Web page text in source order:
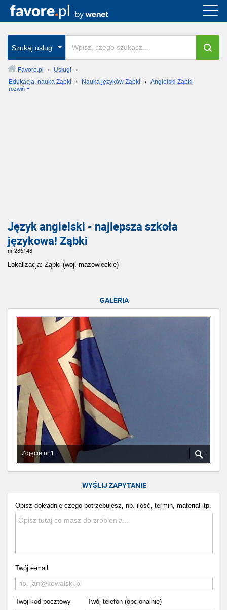
Szukaj usług
Favore.pl › Usługi
›
Edukacja, nauka Ząbki
› Nauka języków Ząbki › Angielski Ząbki
rozwiń
Język angielski - najlepsza szkoła
językowa! Ząbki
nr 286148
Lokalizacja: Ząbki (woj. mazowieckie)
GALERIA
Zdjęcie nr 1
WYŚLIJ ZAPYTANIE
Opisz dokładnie czego potrzebujesz, np. ilość, termin, materiał itp.
Twój e-mail
Twój kod pocztowy Twój telefon (opcjonalnie)